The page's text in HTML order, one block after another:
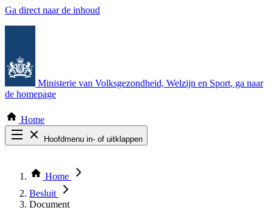
Ga direct naar de inhoud
Ministerie van Volksgezondheid, Welzijn en Sport, ga naar
de homepage
Home
Hoofdmenu in- of uitklappen
Thema COVID-19
Bekijk per bestuursorgaan
Home
Besluit
Document